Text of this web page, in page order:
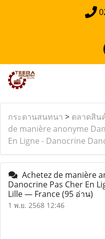
กระดานสนทนา > ตลาดสิน
de manière anonyme
En Ligne - Danocrine
Achetez de manière
Danocrine Pas Cher En
Lille — France(95 อ่าน)
1 พ.ย. 2568 12:46